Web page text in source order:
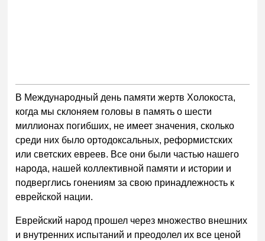
В Международный день памяти жертв Холокоста,
когда мы склоняем головы в память о шести
миллионах погибших, не имеет значения, сколько
среди них было ортодоксальных, реформистских
или светских евреев. Все они были частью нашего
народа, нашей коллективной памяти и истории и
подверглись гонениям за свою принадлежность к
еврейской нации.
Еврейский народ прошел через множество внешних
и внутренних испытаний и преодолел их все ценой